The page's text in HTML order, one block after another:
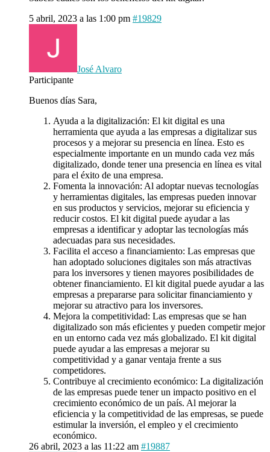
5 abril, 2023 a las 1:00 pm #19829
José Alvaro
Participante
Buenos días Sara,
Ayuda a la digitalización: El kit digital es una
herramienta que ayuda a las empresas a digitalizar sus
procesos y a mejorar su presencia en línea. Esto es
especialmente importante en un mundo cada vez más
digitalizado, donde tener una presencia en línea es vital
para el éxito de una empresa.
Fomenta la innovación: Al adoptar nuevas tecnologías
y herramientas digitales, las empresas pueden innovar
en sus productos y servicios, mejorar su eficiencia y
reducir costos. El kit digital puede ayudar a las
empresas a identificar y adoptar las tecnologías más
adecuadas para sus necesidades.
Facilita el acceso a financiamiento: Las empresas que
han adoptado soluciones digitales son más atractivas
para los inversores y tienen mayores posibilidades de
obtener financiamiento. El kit digital puede ayudar a las
empresas a prepararse para solicitar financiamiento y
mejorar su atractivo para los inversores.
Mejora la competitividad: Las empresas que se han
digitalizado son más eficientes y pueden competir mejor
en un entorno cada vez más globalizado. El kit digital
puede ayudar a las empresas a mejorar su
competitividad y a ganar ventaja frente a sus
competidores.
Contribuye al crecimiento económico: La digitalización
de las empresas puede tener un impacto positivo en el
crecimiento económico de un país. Al mejorar la
eficiencia y la competitividad de las empresas, se puede
estimular la inversión, el empleo y el crecimiento
económico.
26 abril, 2023 a las 11:22 am #19887